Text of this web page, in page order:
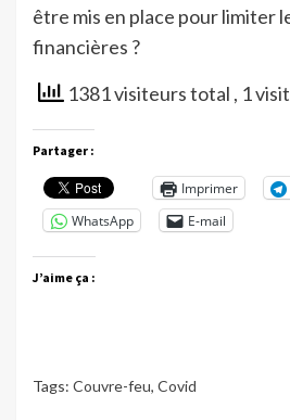
être mis en place pour limiter
financières ?
1381 visiteurs total , 1
Partager :
Imprimer
WhatsApp
E-mail
J’aime ça :
Tags: Couvre-feu, Covid